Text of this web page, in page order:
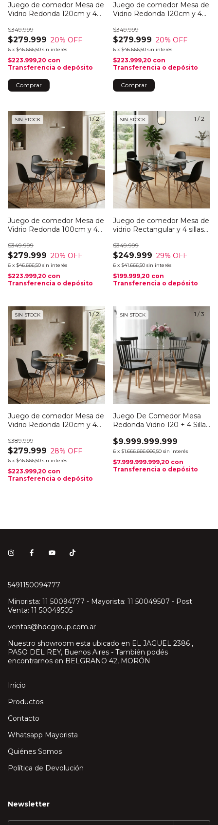
Juego de comedor Mesa de
Vidrio Redonda 120cm y 4
$279.999
$349.999
20% OFF
6 x $46.666,50 sin interés
$223.999,20 con
Transferencia o depósito
Comprar
Juego de comedor Mesa de
Vidrio Redonda 120cm y 4
$279.999
$349.999
20% OFF
6 x $46.666,50 sin interés
$223.999,20 con
Transferencia o depósito
Comprar
1/2
SIN STOCK
Juego de comedor Mesa de
Vidrio Redonda 100cm y 4
$279.999
$349.999
20% OFF
6 x $46.666,50 sin interés
$223.999,20 con
Transferencia o depósito
1 /2
SIN STOCK
Juego de comedor Mesa de
vidrio Rectangular y 4 sillas
$249.999
$349.999
29% OFF
6 x $41.666,50 sin interés
$199.999,20 con
Transferencia o depósito
1/2
SIN STOCK
Juego de comedor Mesa de
Vidrio Redonda 120cm y 4
$279.999
$389.999
28% OFF
6 x $46.666,50 sin interés
$223.999,20 con
Transferencia o depósito
1 /3
SIN STOCK
Juego De Comedor Mesa
Redonda Vidrio 120 + 4 Sillas
$9.999.999.999
6 x $1.666.666.666,50 sin interés
$7.999.999.999,20 con
Transferencia o depósito
5491150094777
Minorista: 11 50094777 - Mayorista: 11 50049507 - Post
Venta: 11 50049505
ventas@hdcgroup.com.ar
Nuestro showroom esta ubicado en EL JAGUEL 2386 ,
PASO DEL REY, Buenos Aires - También podés
encontrarnos en BELGRANO 42, MORÓN
Inicio
Productos
Contacto
Whatsapp Mayorista
Quiénes Somos
Política de Devolución
Newsletter